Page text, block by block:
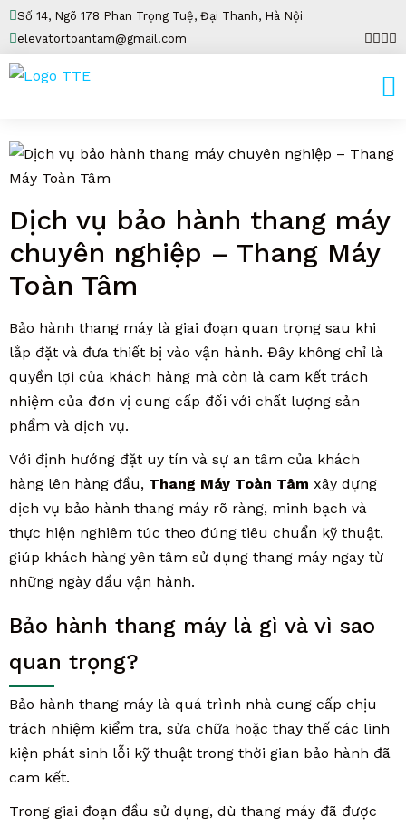
Số 14, Ngõ 178 Phan Trọng Tuệ, Đại Thanh, Hà Nội
elevatortoantam@gmail.com
Dịch vụ bảo hành thang máy
chuyên nghiệp – Thang Máy
Toàn Tâm
Bảo hành thang máy là giai đoạn quan trọng sau khi
lắp đặt và đưa thiết bị vào vận hành. Đây không chỉ là
quyền lợi của khách hàng mà còn là cam kết trách
nhiệm của đơn vị cung cấp đối với chất lượng sản
phẩm và dịch vụ.
Với định hướng đặt uy tín và sự an tâm của khách
hàng lên hàng đầu, Thang Máy Toàn Tâm xây dựng
dịch vụ bảo hành thang máy rõ ràng, minh bạch và
thực hiện nghiêm túc theo đúng tiêu chuẩn kỹ thuật,
giúp khách hàng yên tâm sử dụng thang máy ngay từ
những ngày đầu vận hành.
Bảo hành thang máy là gì và vì sao
quan trọng?
Bảo hành thang máy là quá trình nhà cung cấp chịu
trách nhiệm kiểm tra, sửa chữa hoặc thay thế các linh
kiện phát sinh lỗi kỹ thuật trong thời gian bảo hành đã
cam kết.
Trong giai đoạn đầu sử dụng, dù thang máy đã được